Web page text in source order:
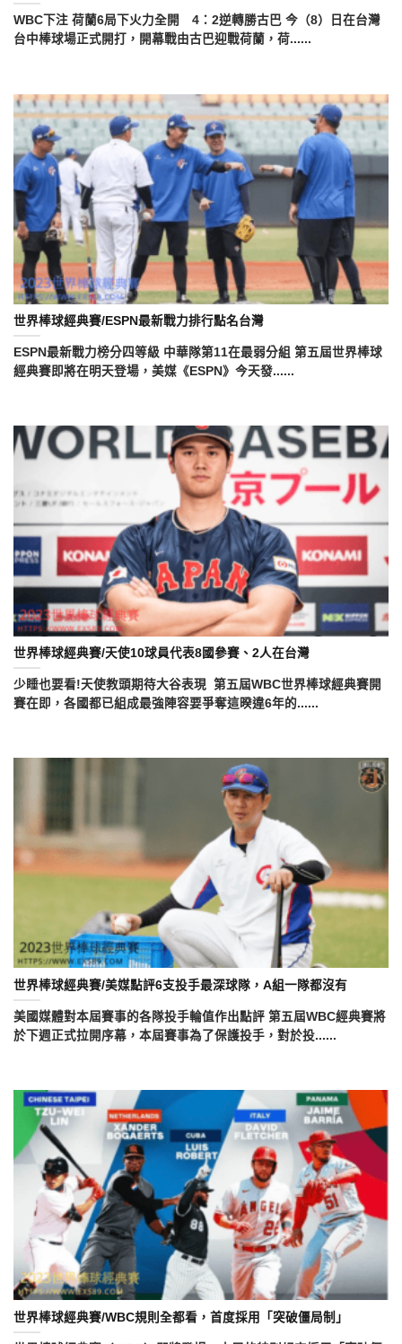
WBC下注 荷蘭6局下火力全開 4：2逆轉勝古巴 今（8）日在台灣
台中棒球場正式開打，開幕戰由古巴迎戰荷蘭，荷......
世界棒球經典賽/ESPN最新戰力排行點名台灣
ESPN最新戰力榜分四等級 中華隊第11在最弱分組 第五屆世界棒球
經典賽即將在明天登場，美媒《ESPN》今天發......
世界棒球經典賽/天使10球員代表8國參賽、2人在台灣
少睡也要看!天使教頭期待大谷表現 第五屆WBC世界棒球經典賽開
賽在即，各國都已組成最強陣容要爭奪這暌違6年的......
世界棒球經典賽/美媒點評6支投手最深球隊，A組一隊都沒有
美國媒體對本屆賽事的各隊投手輪值作出點評 第五屆WBC經典賽將
於下週正式拉開序幕，本屆賽事為了保護投手，對於投......
世界棒球經典賽/WBC規則全都看，首度採用「突破僵局制」